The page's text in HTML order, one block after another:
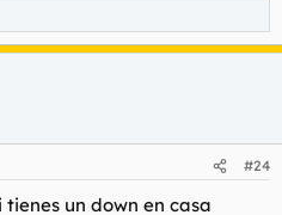
#24
tienes un down en casa